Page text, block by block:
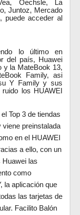
Oechsle, La
Juntoz, Mercado
puede acceder al
lo último en
del país, Huawei
y la MateBook 13,
Family, asi
Y Family y sus
los HUAWEI
Top 3 de tiendas
viene preinstalada
en el HUAWEI
a ello, con un
Huawei las
como
la aplicación que
las tarjetas de
Facilito Balón